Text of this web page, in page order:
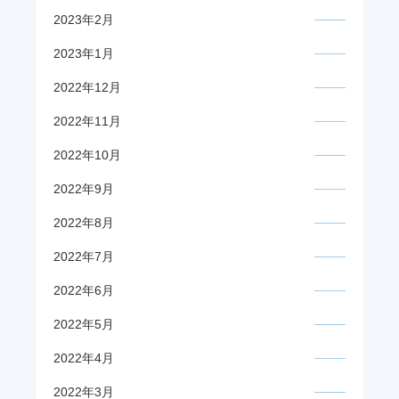
2023年2月
2023年1月
2022年12月
2022年11月
2022年10月
2022年9月
2022年8月
2022年7月
2022年6月
2022年5月
2022年4月
2022年3月